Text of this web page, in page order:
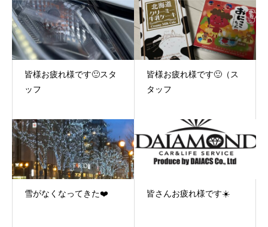
皆様お疲れ様です🙂スタ
ッフ
皆様お疲れ様です🙂（ス
タッフ
雪がなくなってきた❤️ 皆さんお疲れ様です☀️